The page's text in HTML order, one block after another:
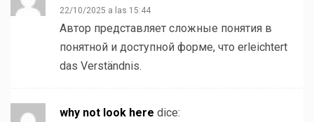
22/10/2025 a las 15:44
Автор представляет сложные понятия в
понятной и доступной форме, что erleichtert
das Verständnis.
why not look here dice: